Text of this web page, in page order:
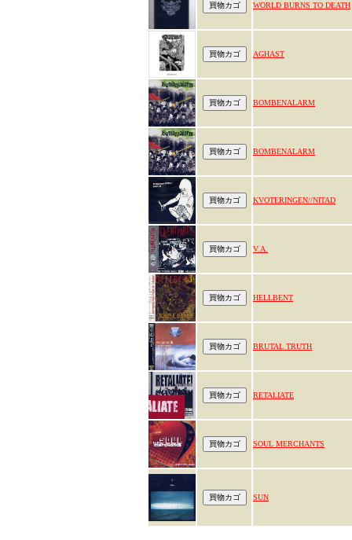
WORLD BURNS TO DEATH
AGHAST
BOMBENALARM
BOMBENALARM
KVOTERINGEN//NITAD
V.A.
HELLBENT
BRUTAL TRUTH
RETALIATE
SOUL MERCHANTS
SUN